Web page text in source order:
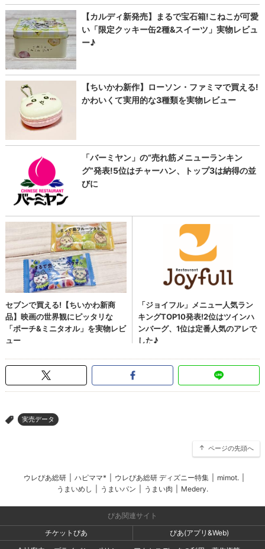
> 実売データ
ページの先頭へ
ウレぴあ総研 ハピママ* ウレぴあ総研 ディズニー特集 mimot.
うまいめし
うまいパン うまい肉 Medery.
ぴあ関連サイト
チケットぴあ
ぴあ(アプリ&Web)